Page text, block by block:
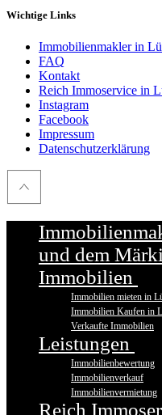
Wichtige Links
Immobilienmakler in
FAQ
Kontakt
Reich Immoservice in
Instagram
Facebook
Impressum
Datenschutzerklärung
und dem
Immobilien
Immobilien mieten in
Immobilien Kaufen in
Verkaufte Immobilien
Leistungen
Immobilienbewertung
Immobilienverkauf
Immobilienvermietung
Reich